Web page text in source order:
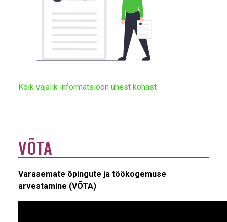
Kõik vajalik informatsioon ühest kohast
VÕTA
Varasemate õpingute ja töökogemuse
arvestamine (VÕTA)